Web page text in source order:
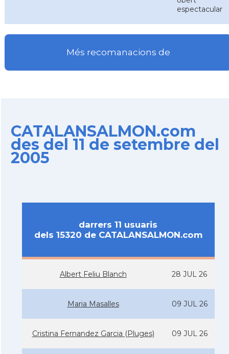
espectacular
Més recomanacions de
CATALANSALMON.com
des del 11 de setembre del
2005
darrers 11 usuaris
dels 15320 de CATALANSALMON.com
Albert Feliu Blanch 28 JUL 26
Maria Masalles 09 JUL 26
Cristina Fernandez Garcia (Pluges) 09 JUL 26